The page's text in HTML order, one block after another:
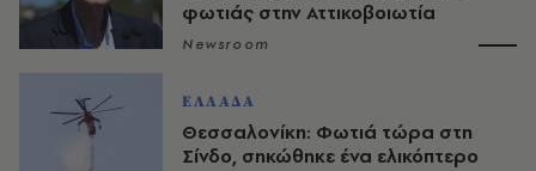
φωτιάς στην Αττικοβοιωτία
Newsroom
ΕΛΛΑΔΑ
Θεσσαλονίκη: Φωτιά τώρα στη
Σίνδο, σηκώθηκε ένα ελικόπτερο